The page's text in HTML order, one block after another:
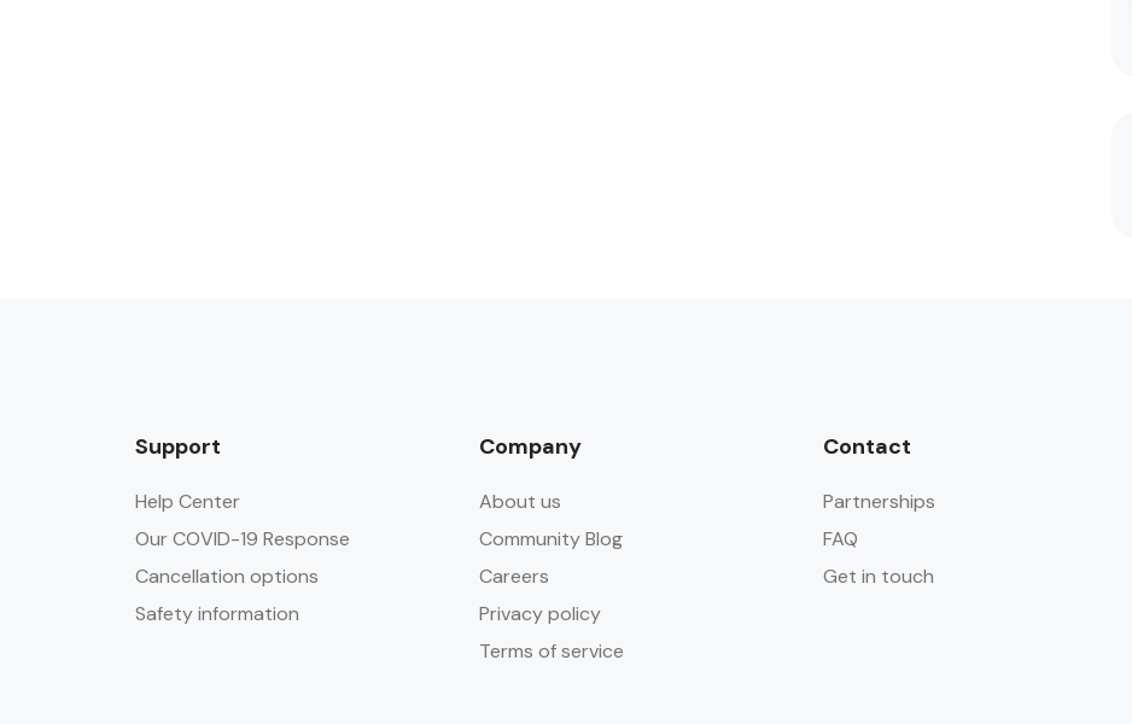
Support
Help Center
Our COVID-19 Response
Cancellation options
Safety information
Company
About us
Community Blog
Careers
Privacy policy
Terms of service
Contact
Partnerships
FAQ
Get in touch